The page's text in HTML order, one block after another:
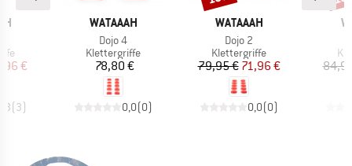
Preis
€
(3)
MARKE
WATAAAH
Artikel
Dojo 4
Produktgruppe
Klettergriffe
Preis
78,80 €
0,0(0)
MARKE
WATAAAH
Artikel
Dojo 2
Produktgruppe
Klettergriffe
Preis
79,95 €reduzierter Preis
71,96 €
0,0(0)